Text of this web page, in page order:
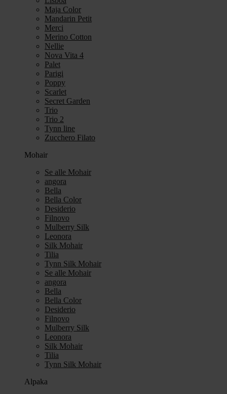
Maja Color
Mandarin Petit
Merci
Merino Cotton
Nellie
Nova Vita 4
Palet
Parigi
Poppy
Scarlet
Secret Garden
Trio
Trio 2
Tynn line
Zucchero Filato
Mohair
Se alle Mohair
angora
Bella
Bella Color
Desiderio
Filnovo
Mulberry Silk
Leonora
Silk Mohair
Tilia
Tynn Silk Mohair
Se alle Mohair
angora
Bella
Bella Color
Desiderio
Filnovo
Mulberry Silk
Leonora
Silk Mohair
Tilia
Tynn Silk Mohair
Alpaka